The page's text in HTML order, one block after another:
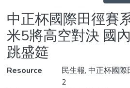
Statistics
中正杯國際田徑賽
米5將高空對決 國
跳盛筵
Resource
民生報, 中正杯國
2